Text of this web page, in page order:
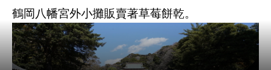
鶴岡八幡宮外小攤販賣著草莓餅乾。